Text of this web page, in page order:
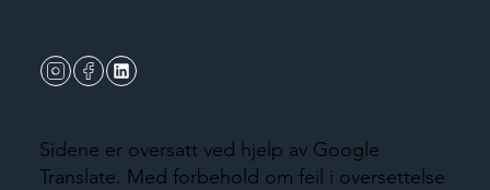
Sidene er oversatt ved hjelp av Google
Translate. Med forbehold om feil i oversettelse